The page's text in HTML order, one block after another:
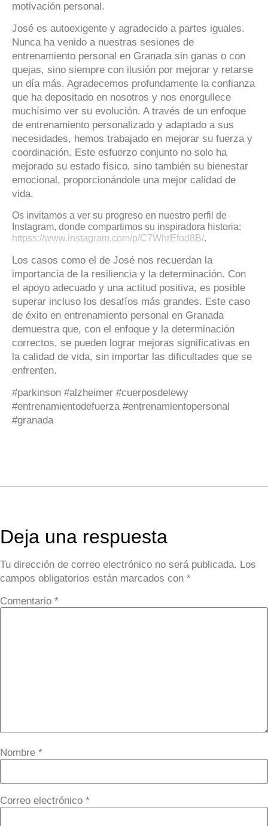
motivación personal.
José es autoexigente y agradecido a partes iguales.
Nunca ha venido a nuestras sesiones de
entrenamiento personal en Granada sin ganas o con
quejas, sino siempre con ilusión por mejorar y retarse
un día más. Agradecemos profundamente la confianza
que ha depositado en nosotros y nos enorgullece
muchísimo ver su evolución. A través de un enfoque
de entrenamiento personalizado y adaptado a sus
necesidades, hemos trabajado en mejorar su fuerza y
coordinación. Este esfuerzo conjunto no solo ha
mejorado su estado físico, sino también su bienestar
emocional, proporcionándole una mejor calidad de
vida.
Os invitamos a ver su progreso en nuestro perfil de
Instagram, donde compartimos su inspiradora historia:
httpss://www.instagram.com/p/C7WhrEfod8B/.
Los casos como el de José nos recuerdan la
importancia de la resiliencia y la determinación. Con
el apoyo adecuado y una actitud positiva, es posible
superar incluso los desafíos más grandes. Este caso
de éxito en entrenamiento personal en Granada
demuestra que, con el enfoque y la determinación
correctos, se pueden lograr mejoras significativas en
la calidad de vida, sin importar las dificultades que se
enfrenten.
#parkinson #alzheimer #cuerposdelewy
#entrenamientodefuerza #entrenamientopersonal
#granada
Deja una respuesta
Tu dirección de correo electrónico no será publicada. Los
campos obligatorios están marcados con *
Comentario *
Nombre *
Correo electrónico *